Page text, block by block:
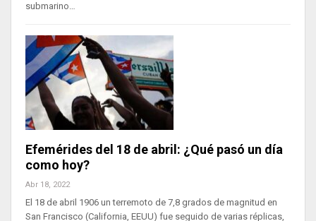
submarino…
Efemérides del 18 de abril: ¿Qué pasó un día
como hoy?
Abr 18, 2022
El 18 de abril 1906 un terremoto de 7,8 grados de magnitud en
San Francisco (California, EEUU) fue seguido de varias réplicas,